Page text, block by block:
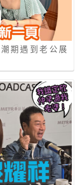
期遇到老公展